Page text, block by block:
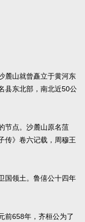
麓山就曾矗立于黄河东
县东北部，南北近50公
节点。沙麓山原名菹
传》卷六记载，周穆王
国领土。鲁僖公十四年
前658年，齐桓公为了